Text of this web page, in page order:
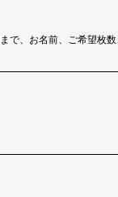
まで、お名前、ご希望枚